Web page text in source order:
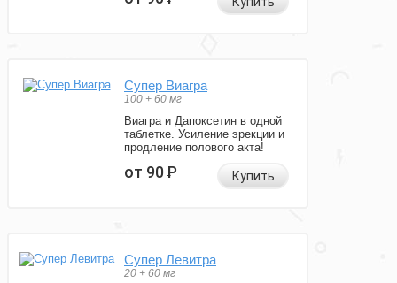
Супер Виагра
100 + 60 мг
Виагра и Дапоксетин в одной
таблетке. Усиление эрекции и
продление полового акта!
от 90Р Купить
Супер Левитра
20 + 60 мг